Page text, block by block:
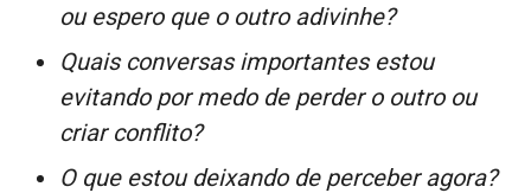
ou espero que o outro adivinhe?
Quais conversas importantes estou
evitando por medo de perder o outro ou
criar conflito?
O que estou deixando de perceber agora?